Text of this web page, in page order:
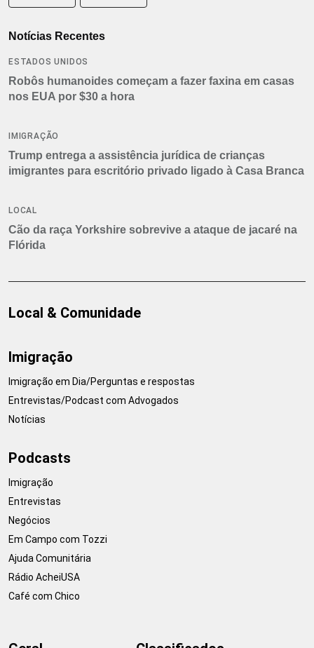
Notícias Recentes
ESTADOS UNIDOS
Robôs humanoides começam a fazer faxina em casas
nos EUA por $30 a hora
IMIGRAÇÃO
Trump entrega a assistência jurídica de crianças
imigrantes para escritório privado ligado à Casa Branca
LOCAL
Cão da raça Yorkshire sobrevive a ataque de jacaré na
Flórida
Local & Comunidade
Imigração
Imigração em Dia/Perguntas e respostas
Entrevistas/Podcast com Advogados
Notícias
Podcasts
Imigração
Entrevistas
Negócios
Em Campo com Tozzi
Ajuda Comunitária
Rádio AcheiUSA
Café com Chico